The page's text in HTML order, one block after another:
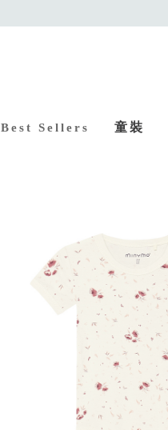
Best Sellers 童裝